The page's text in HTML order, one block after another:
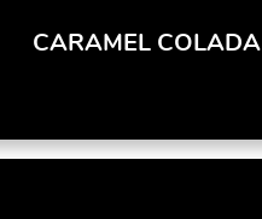
CARAMEL COLADA